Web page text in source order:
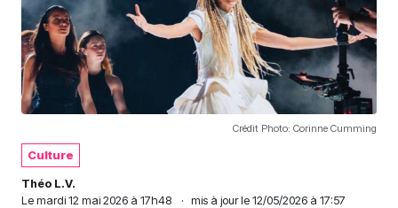
Crédit Photo: Corinne Cumming
Culture
Théo L.V.
Le mardi 12 mai 2026 à 17h48 · mis à jour le 12/05/2026 à 17:57